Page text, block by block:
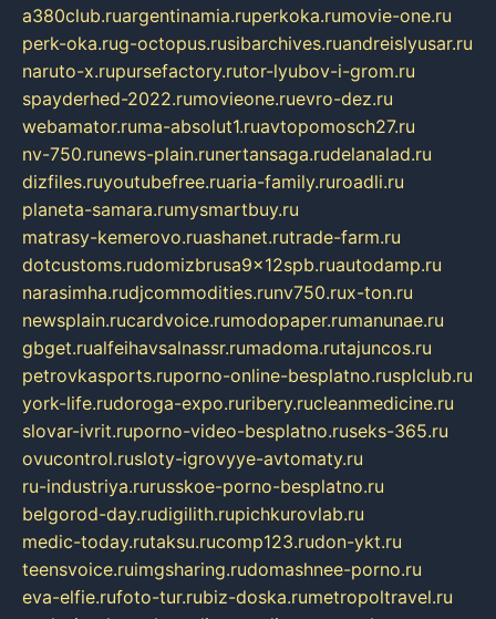
a380club.ruargentinamia.ruperkoka.rumovie-one.ru
perk-oka.rug-octopus.rusibarchives.ruandreislyusar.ru
naruto-x.rupursefactory.rutor-lyubov-i-grom.ru
spayderhed-2022.rumovieone.ruevro-dez.ru
webamator.ruma-absolut1.ruavtopomosch27.ru
nv-750.runews-plain.runertansaga.rudelanalad.ru
dizfiles.ruyoutubefree.ruaria-family.ruroadli.ru
planeta-samara.rumysmartbuy.ru
matrasy-kemerovo.ruashanet.rutrade-farm.ru
dotcustoms.rudomizbrusa9x12spb.ruautodamp.ru
narasimha.rudjcommodities.runv750.rux-ton.ru
newsplain.rucardvoice.rumodopaper.rumanunae.ru
gbget.rualfeihavsalnassr.rumadoma.rutajuncos.ru
petrovkasports.ruporno-online-besplatno.rusplclub.ru
york-life.rudoroga-expo.ruribery.rucleanmedicine.ru
slovar-ivrit.ruporno-video-besplatno.ruseks-365.ru
ovucontrol.rusloty-igrovyye-avtomaty.ru
ru-industriya.rurusskoe-porno-besplatno.ru
belgorod-day.rudigilith.rupichkurovlab.ru
medic-today.rutaksu.rucomp123.rudon-ykt.ru
teensvoice.ruimgsharing.rudomashnee-porno.ru
eva-elfie.rufoto-tur.rubiz-doska.rumetropoltravel.ru